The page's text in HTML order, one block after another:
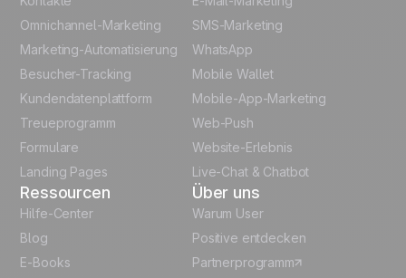
Polish
Español
Omnichannel-Marketing
Marketing-Automatisierung
Besucher-Tracking
Kundendatenplattform
Treueprogramm
Formulare
Landing Pages
SMS-Marketing
WhatsApp
Mobile Wallet
Mobile-App-Marketing
Web-Push
Website-Erlebnis
Live-Chat & Chatbot
Ressourcen
Hilfe-Center
Blog
E-Books
Über uns
Warum User
Positive entdecken
Partnerprogramm